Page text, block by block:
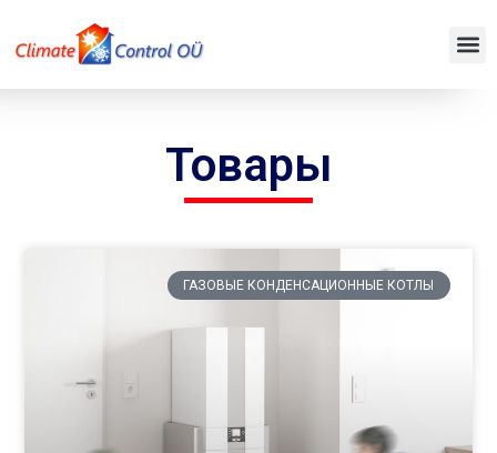
Товары
ГАЗОВЫЕ КОНДЕНСАЦИОННЫЕ КОТЛЫ